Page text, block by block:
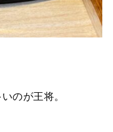
のが王将。